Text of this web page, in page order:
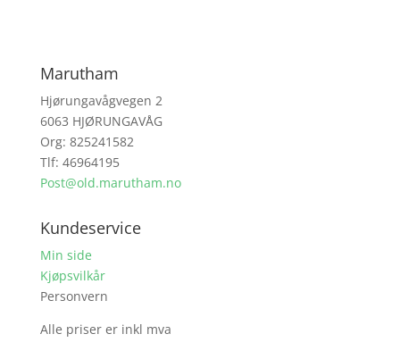
Marutham
Hjørungavågvegen 2
6063 HJØRUNGAVÅG
Org: 825241582
Tlf: 46964195
Post@old.marutham.no
Kundeservice
Min side
Kjøpsvilkår
Personvern
Alle priser er inkl mva